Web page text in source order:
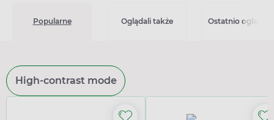
Popularne Oglądali także Ostatnio
High-contrast mode